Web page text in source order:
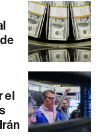
el